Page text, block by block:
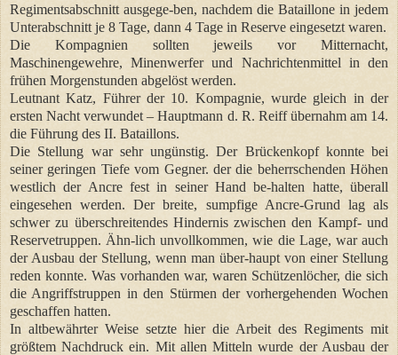
Regimentsabschnitt ausgege-ben, nachdem die Bataillone in jedem
Unterabschnitt je 8 Tage, dann 4 Tage in Reserve eingesetzt waren.
Die Kompagnien sollten jeweils vor Mitternacht,
Maschinengewehre, Minenwerfer und Nachrichtenmittel in den
frühen Morgenstunden abgelöst werden.
Leutnant Katz, Führer der 10. Kompagnie, wurde gleich in der
ersten Nacht verwundet – Hauptmann d. R. Reiff übernahm am 14.
die Führung des II. Bataillons.
Die Stellung war sehr ungünstig. Der Brückenkopf konnte bei
seiner geringen Tiefe vom Gegner. der die beherrschenden Höhen
westlich der Ancre fest in seiner Hand be-halten hatte, überall
eingesehen werden. Der breite, sumpfige Ancre-Grund lag als
schwer zu überschreitendes Hindernis zwischen den Kampf- und
Reservetruppen. Ähn-lich unvollkommen, wie die Lage, war auch
der Ausbau der Stellung, wenn man über-haupt von einer Stellung
reden konnte. Was vorhanden war, waren Schützenlöcher, die sich
die Angriffstruppen in den Stürmen der vorhergehenden Wochen
geschaffen hatten.
In altbewährter Weise setzte hier die Arbeit des Regiments mit
größtem Nachdruck ein. Mit allen Mitteln wurde der Ausbau der